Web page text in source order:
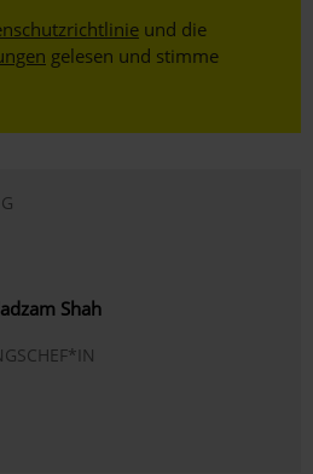
und die
gelesen und stimme
Shah